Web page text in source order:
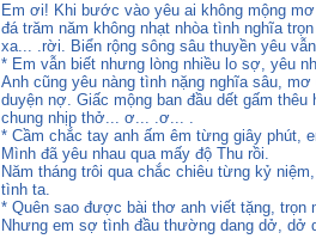
Em ơi! Khi bước vào yêu ai không mộng
đá trăm năm không nhạt nhòa tình nghĩa
xa... .rời. Biển rộng sông sâu thuyền yêu
* Em vẫn biết nhưng lòng nhiều lo sợ, yêu
Anh cũng yêu nàng tình nặng nghĩa sâu,
duyện nợ. Giấc mộng ban đầu dết gấm thêu
chung nhịp thở... ơ... .ơ... .
* Cầm chắc tay anh ấm êm từng giây phút,
Mình đã yêu nhau qua mấy độ Thu rồi.
Năm tháng trôi qua chắc chiêu từng kỷ
tình ta.
* Quên sao được bài thơ anh viết tặng, trọn
Nhưng em sợ tình đầu thường dang dở, dở